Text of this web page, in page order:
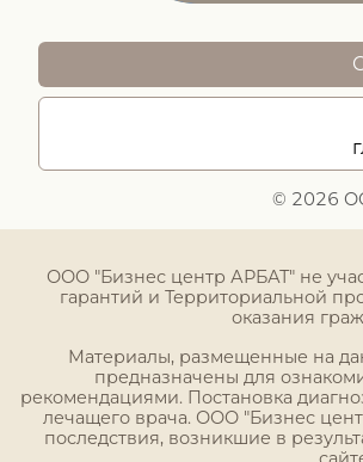
© 2026
ООО "Бизнес центр АРБАТ" не
гарантий и Территориальной
оказания
Материалы, размещенные на
предназначены для
рекомендациями. Постановка
лечащего врача. ООО "Бизнес
последствия, возникшие в